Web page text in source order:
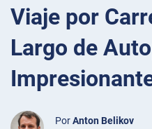
Viaje por
Largo de
PorAnton Belikov